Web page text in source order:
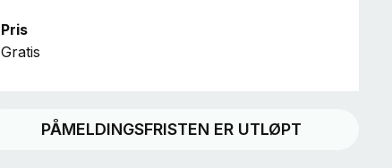
Pris
Gratis
PÅMELDINGSFRISTEN ER UTLØPT